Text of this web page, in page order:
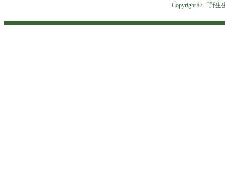
Copyright © 「野生